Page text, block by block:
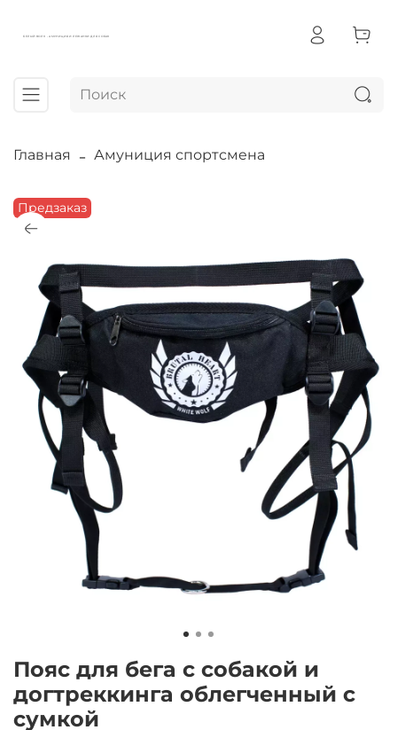
БЕЛЫЙ ВОЛК - АМУНИЦИЯ И ЛЕЖАНКИ ДЛЯ СОБАК
Главная Амуниция спортсмена
Предзаказ
Пояс для бега с собакой и
догтреккинга облегченный с
сумкой